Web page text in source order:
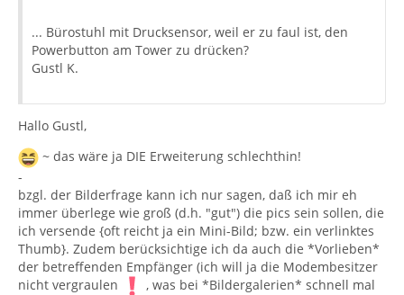
... Bürostuhl mit Drucksensor, weil er zu faul ist, den
Powerbutton am Tower zu drücken?
Gustl K.
Hallo Gustl,
~ das wäre ja DIE Erweiterung schlechthin!
-
bzgl. der Bilderfrage kann ich nur sagen, daß ich mir eh
immer überlege wie groß (d.h. "gut") die pics sein sollen, die
ich versende {oft reicht ja ein Mini-Bild; bzw. ein verlinktes
Thumb}. Zudem berücksichtige ich da auch die *Vorlieben*
der betreffenden Empfänger (ich will ja die Modembesitzer
nicht vergraulen
, was bei *Bildergalerien* schnell mal